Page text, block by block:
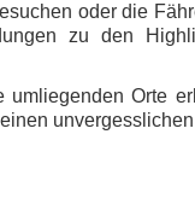
oder die
zu den
Orte